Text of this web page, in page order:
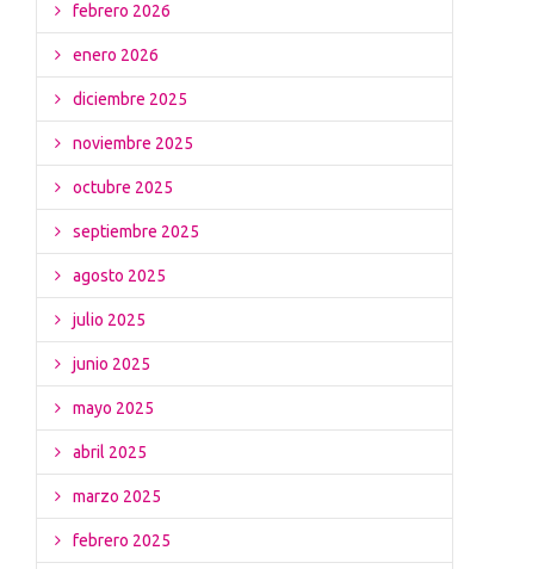
febrero 2026
enero 2026
diciembre 2025
noviembre 2025
octubre 2025
septiembre 2025
agosto 2025
julio 2025
junio 2025
mayo 2025
abril 2025
marzo 2025
febrero 2025